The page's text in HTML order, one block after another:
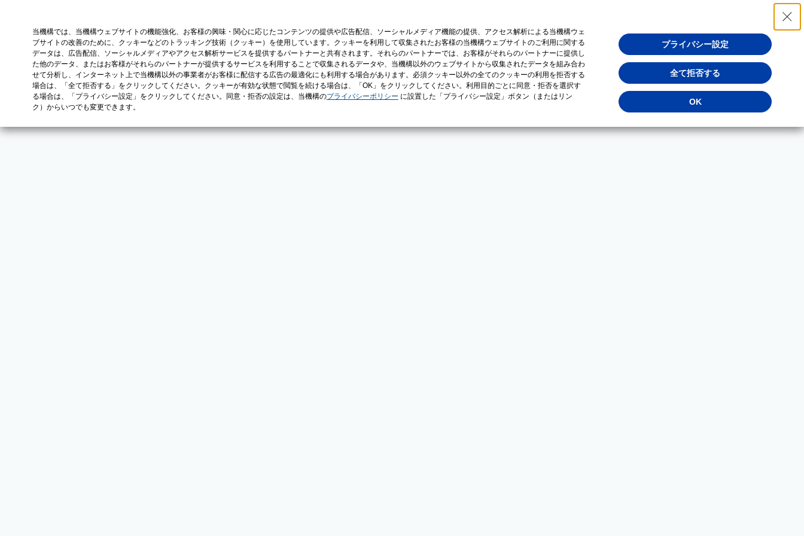
当機構では、当機構ウェブサイトの機能強化、お客様の興味・関心に応じたコンテンツの提供や広告配信、ソーシャルメディア機能の提供、アクセス解析による当機構ウェ
ブサイトの改善のために、クッキーなどのトラッキング技術（クッキー）を使用しています。クッキーを利用して収集されたお客様の当機構ウェブサイトのご利用に関する
データは、広告配信、ソーシャルメディアやアクセス解析サービスを提供するパートナーと共有されます。それらのパートナーでは、お客様がそれらのパートナーに提供し
た他のデータ、またはお客様がそれらのパートナーが提供するサービスを利用することで収集されるデータや、当機構以外のウェブサイトから収集されたデータを組み合わ
せて分析し、インターネット上で当機構以外の事業者がお客様に配信する広告の最適化にも利用する場合があります。必須クッキー以外の全てのクッキーの利用を拒否する
場合は、「全て拒否する」をクリックしてください。クッキーが有効な状態で閲覧を続ける場合は、「OK」をクリックしてください。利用目的ごとに同意・拒否を選択す
る場合は、「プライバシー設定」をクリックしてください。同意・拒否の設定は、当機構のプライバシーポリシー に設置した「プライバシー設定」ボタン（またはリン
ク）からいつでも変更できます。
プライバシー設定
全て拒否する
OK